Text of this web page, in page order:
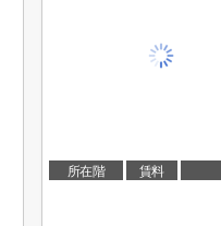
所在階 賃料